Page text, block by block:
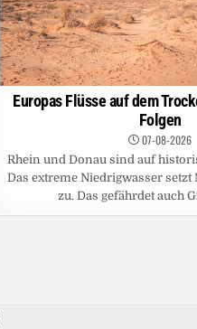
Europas Flüsse auf dem
Folgen
07-08-2026
Rhein und Donau sind auf
Das extreme Niedrigwasser
zu. Das gefährdet auch